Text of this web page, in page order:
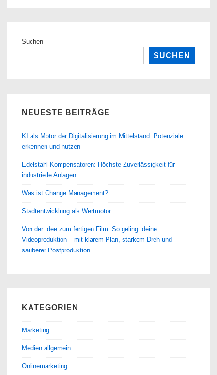
Suchen
SUCHEN
NEUESTE BEITRÄGE
KI als Motor der Digitalisierung im Mittelstand: Potenziale
erkennen und nutzen
Edelstahl-Kompensatoren: Höchste Zuverlässigkeit für
industrielle Anlagen
Was ist Change Management?
Stadtentwicklung als Wertmotor
Von der Idee zum fertigen Film: So gelingt deine
Videoproduktion – mit klarem Plan, starkem Dreh und
sauberer Postproduktion
KATEGORIEN
Marketing
Medien allgemein
Onlinemarketing